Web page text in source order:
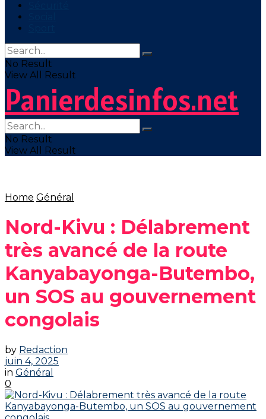
No Result
View All Result
Panierdesinfos.net
No Result
View All Result
Home Général
Nord-Kivu : Délabrement
très avancé de la route
Kanyabayonga-Butembo,
un SOS au gouvernement
congolais
by Redaction
juin 4, 2025
in Général
0